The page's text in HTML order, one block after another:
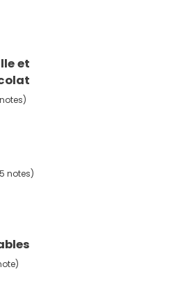
et
notes)